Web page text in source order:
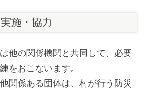
施・協力
他の関係機関と共同して、必要
をおこないます。
関係ある団体は、村が行う防災